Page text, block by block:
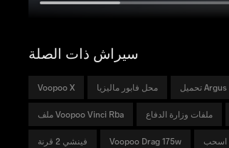
سيراش ذات الصلة
Voopoo X محل فابور ماليزيا تحميل Argus
ملف Voopoo Vinci Rba ملفات وزارة الدفاع
فينشي 2 قرنة Voopoo Drag 175w